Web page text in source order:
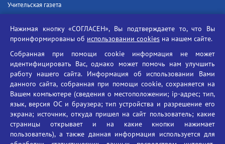
Учительская газета
Единый портал государственных услуг
Противодействие угрозам информационной безопасности
Социальные ролики - Генеральная прокуратура РФ
Противодействие коррупции
БГУ против наркотиков
Брянский государственный университет
имени академика И.Г. Петровского
Время работы: пн-пт 09:00-18:00
Нажимая кнопку «СОГЛАСЕН», Вы подтверждаете то, что Вы
проинформированы об использовании cookies на нашем сайте.
Собранная при помощи cookie информация не может
идентифицировать Вас, однако может помочь нам улучшить
работу нашего сайта. Информация об использовании Вами
данного сайта, собранная при помощи cookie, сохраняется на
Вашем компьютере (сведения о местоположении; ip-адрес; тип,
язык, версия ОС и браузера; тип устройства и разрешение его
экрана; источник, откуда пришел на сайт пользователь; какие
страницы открывает и на какие кнопки нажимает
пользователь), а также данная информация используется для